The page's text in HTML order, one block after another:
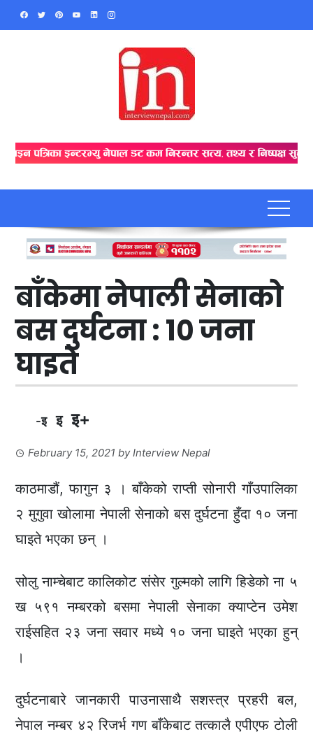
Skip
बाँकेमा नेपाली सेनाको
बस दुर्घटना : १० जना
घाइते
-इ इ इ+
February 15, 2021 byInterview Nepal
काठमाडौं, फागुन ३ । बाँकेको राप्ती सोनारी गाँउपालिका
२ मुगुवा खोलामा नेपाली सेनाको बस दुर्घटना हुँदा १० जना
घाइते भएका छन् ।
सोलु नाम्चेबाट कालिकोट संसेर गुल्मको लागि हिडेको ना ५
ख ५९१ नम्बरको बसमा नेपाली सेनाका क्याप्टेन उमेश
राईसहित २३ जना सवार मध्ये १० जना घाइते भएका हुन्
।
दुर्घटनाबारे जानकारी पाउनासाथै सशस्त्र प्रहरी बल,
नेपाल नम्बर ४२ रिजर्भ गण बाँकेबाट तत्कालै एपीएफ टोली